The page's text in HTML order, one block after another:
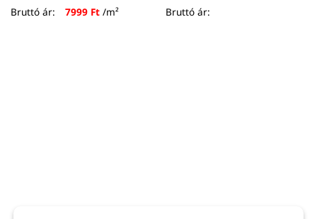
Bruttó ár: 7999 Ft/m² Bruttó ár: